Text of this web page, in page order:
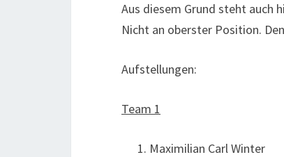
Aus diesem Grund steht auch
Nicht an oberster Position.
Aufstellungen:
Team 1
Maximilian Carl Winter